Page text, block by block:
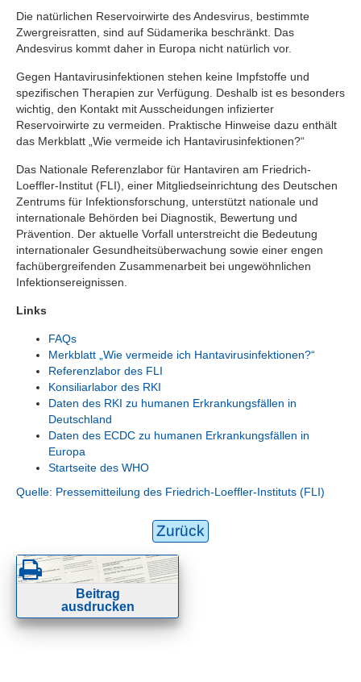
Die natürlichen Reservoirwirte des Andesvirus, bestimmte
Zwergreisratten, sind auf Südamerika beschränkt. Das
Andesvirus kommt daher in Europa nicht natürlich vor.
Gegen Hantavirusinfektionen stehen keine Impfstoffe und
spezifischen Therapien zur Verfügung. Deshalb ist es besonders
wichtig, den Kontakt mit Ausscheidungen infizierter
Reservoirwirte zu vermeiden. Praktische Hinweise dazu enthält
das Merkblatt „Wie vermeide ich Hantavirusinfektionen?“
Das Nationale Referenzlabor für Hantaviren am Friedrich-
Loeffler-Institut (FLI), einer Mitgliedseinrichtung des Deutschen
Zentrums für Infektionsforschung, unterstützt nationale und
internationale Behörden bei Diagnostik, Bewertung und
Prävention. Der aktuelle Vorfall unterstreicht die Bedeutung
internationaler Gesundheitsüberwachung sowie einer engen
fachübergreifenden Zusammenarbeit bei ungewöhnlichen
Infektionsereignissen.
Links
FAQs
Merkblatt „Wie vermeide ich Hantavirusinfektionen?“
Referenzlabor des FLI
Konsiliarlabor des RKI
Daten des RKI zu humanen Erkrankungsfällen in
Deutschland
Daten des ECDC zu humanen Erkrankungsfällen in
Europa
Startseite des WHO
Quelle: Pressemitteilung des Friedrich-Loeffler-Instituts (FLI)
Zurück
Beitrag
ausdrucken